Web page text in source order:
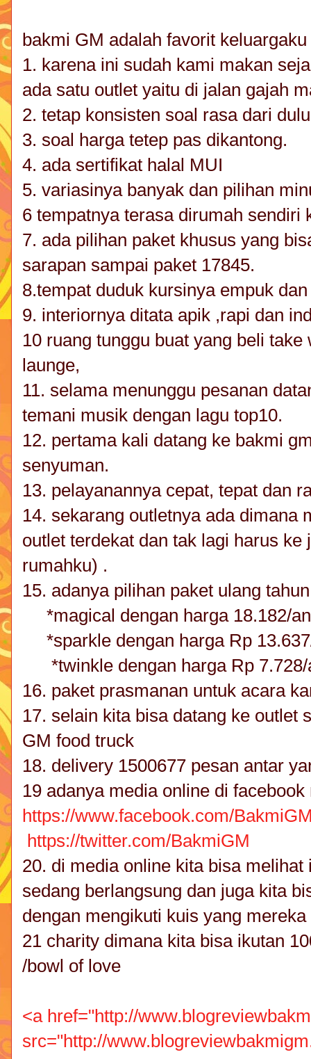
bakmi GM adalah favorit
1. karena ini sudah kami makan
ada satu outlet yaitu di jalan gajah
2. tetap konsisten soal rasa dari
3. soal harga tetep pas dikantong.
4. ada sertifikat halal MUI
5. variasinya banyak dan pilihan
6 tempatnya terasa dirumah sendiri
7. ada pilihan paket khusus yang
sarapan sampai paket 17845.
8.tempat duduk kursinya empuk
9. interiornya ditata apik ,rapi dan
10 ruang tunggu buat yang beli
launge,
11. selama menunggu pesanan
temani musik dengan lagu top10.
12. pertama kali datang ke bakmi
senyuman.
13. pelayanannya cepat, tepat dan
14. sekarang outletnya ada dimana
outlet terdekat dan tak lagi harus
rumahku) .
15. adanya pilihan paket ulang
*magical dengan harga 18.182/
*sparkle dengan harga Rp
*twinkle dengan harga Rp 7.728/
16. paket prasmanan untuk acara
17. selain kita bisa datang ke outlet
GM food truck
18. delivery 1500677 pesan antar
19 adanya media online di
https://www.facebook.com/
https://twitter.com/BakmiGM
20. di media online kita bisa
sedang berlangsung dan juga kita
dengan mengikuti kuis yang
21 charity dimana kita bisa ikutan
/bowl of love
<a href="http://
src="http://